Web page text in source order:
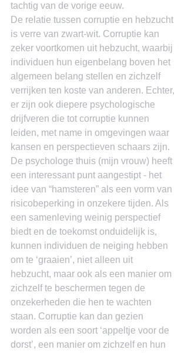
tachtig van de vorige eeuw.
De relatie tussen corruptie en hebzucht
is verre van zwart-wit. Corruptie kan
zeker voortkomen uit hebzucht, waarbij
individuen hun eigenbelang boven het
algemeen belang stellen en zichzelf
verrijken ten koste van anderen. Echter,
er zijn ook diepere psychologische
drijfveren die tot corruptie kunnen
leiden, met name in omgevingen waar
kansen en perspectieven schaars zijn.
De psychologe thuis (mijn vrouw) heeft
een interessant punt aangestipt - het
idee van “hamsteren” als een vorm van
risicobeperking in onzekere tijden. Als
een samenleving weinig perspectief
biedt en de toekomst onduidelijk is,
kunnen individuen de neiging hebben
om te ‘graaien’, niet alleen uit
hebzucht, maar ook als een manier om
zichzelf te beschermen tegen de
onzekerheden die hen te wachten
staan. Corruptie kan dan gezien
worden als een soort ‘appeltje voor de
dorst’, een manier om zichzelf en hun